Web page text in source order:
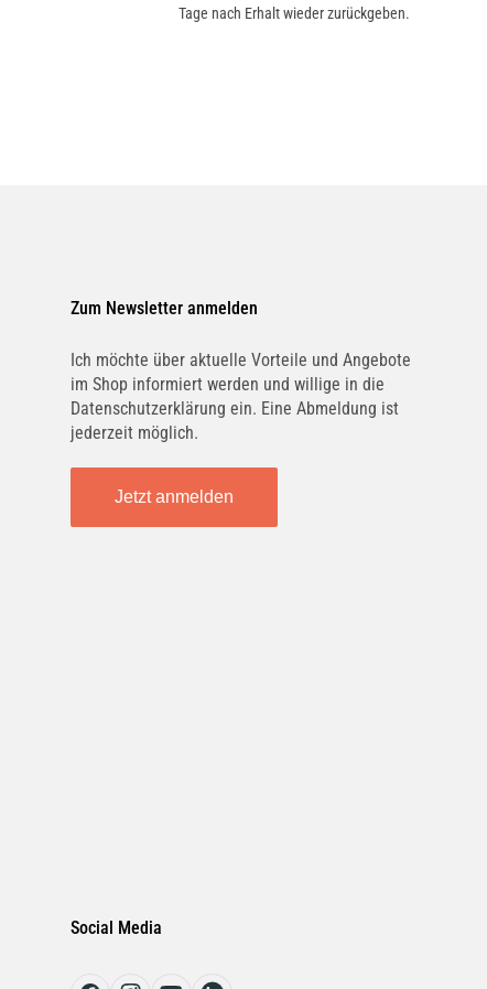
Tage nach Erhalt wieder zurückgeben.
Zum Newsletter anmelden
Ich möchte über aktuelle Vorteile und Angebote
im Shop informiert werden und willige in die
Datenschutzerklärung ein. Eine Abmeldung ist
jederzeit möglich.
Jetzt anmelden
Social Media